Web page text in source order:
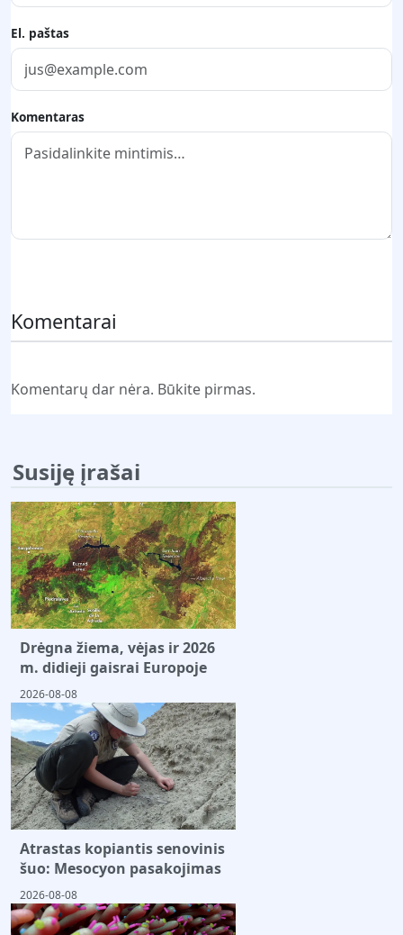
El. paštas
Komentaras
Komentarai
Komentarų dar nėra. Būkite pirmas.
Susiję įrašai
Drėgna žiema, vėjas ir 2026
m. didieji gaisrai Europoje
2026-08-08
Atrastas kopiantis senovinis
šuo: Mesocyon pasakojimas
2026-08-08